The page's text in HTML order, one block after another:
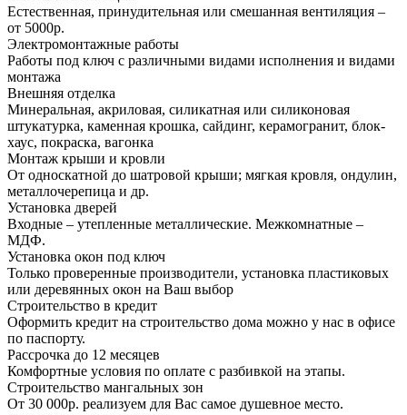
Естественная, принудительная или смешанная вентиляция –
от 5000р.
Электромонтажные работы
Работы под ключ с различными видами исполнения и видами
монтажа
Внешняя отделка
Минеральная, акриловая, силикатная или силиконовая
штукатурка, каменная крошка, сайдинг, керамогранит, блок-
хаус, покраска, вагонка
Монтаж крыши и кровли
От односкатной до шатровой крыши; мягкая кровля, ондулин,
металлочерепица и др.
Установка дверей
Входные – утепленные металлические. Межкомнатные –
МДФ.
Установка окон под ключ
Только проверенные производители, установка пластиковых
или деревянных окон на Ваш выбор
Строительство в кредит
Оформить кредит на строительство дома можно у нас в офисе
по паспорту.
Рассрочка до 12 месяцев
Комфортные условия по оплате с разбивкой на этапы.
Строительство мангальных зон
От 30 000р. реализуем для Вас самое душевное место.